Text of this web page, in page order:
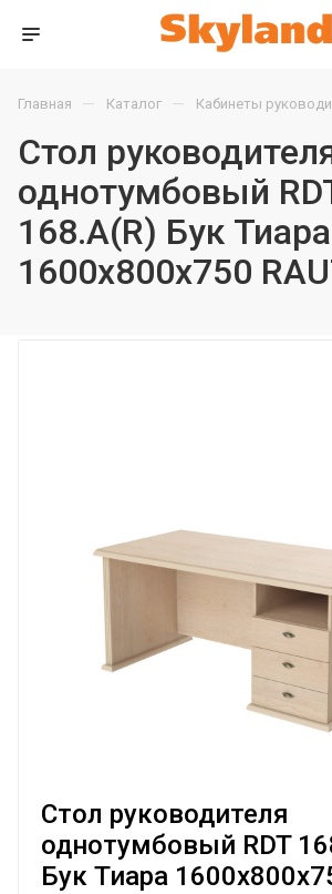
Главная — Каталог — Кабинеты
Стол
однотумбовый
168.A(R) Бук Тиара
1600х800х750
Стол руководителя
однотумбовый RDT
Бук Тиара